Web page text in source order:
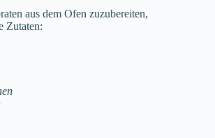
aus dem Ofen zuzubereiten,
Zutaten: